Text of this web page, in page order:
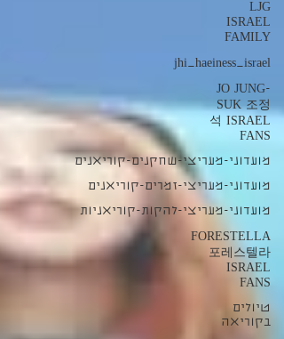
LJG
ISRAEL
FAMILY
jhi_haeiness_israel
JO JUNG-
SUK 조정
석 ISRAEL
FANS
מועדוני-מעריצי-שחקנים-קוריאנים
מועדוני-מעריצי-זמרים-קוריאנים
מועדוני-מעריצי-להקות-קוריאניות
FORESTELLA
포레스텔라
ISRAEL
FANS
טיולים
בקוריאה